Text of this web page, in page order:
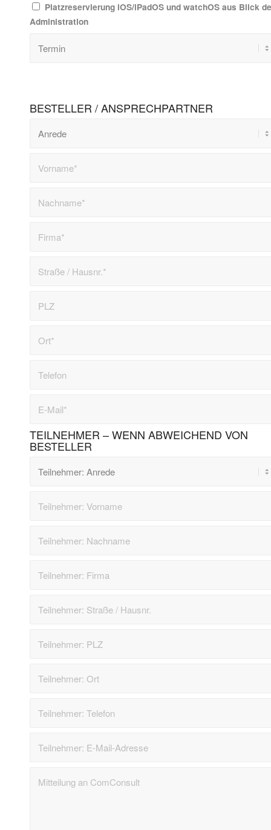
Platzreservierung iOS/iPadOS und watchOS aus Blick
Administration
BESTELLER / ANSPRECHPARTNER
TEILNEHMER – WENN ABWEICHEND VON
BESTELLER